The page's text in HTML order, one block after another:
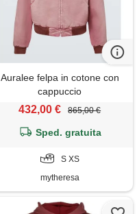
Auralee felpa in cotone con
cappuccio
432,00 € 865,00 €
Sped. gratuita
S XS
mytheresa